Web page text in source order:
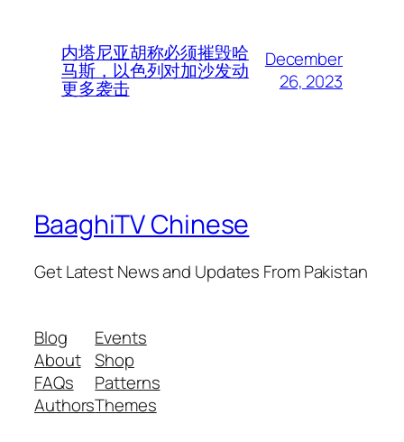
内塔尼亚胡称必须摧毁哈
马斯，以色列对加沙发动
更多袭击
December
26, 2023
BaaghiTV Chinese
Get Latest News and Updates From Pakistan
Blog
About
FAQs
Authors
Events
Shop
Patterns
Themes